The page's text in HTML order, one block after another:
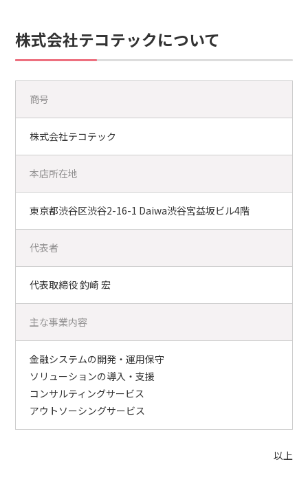
株式会社テコテックについて
商号
株式会社テコテック
本店所在地
東京都渋谷区渋谷2-16-1 Daiwa渋谷宮益坂ビル4階
代表者
代表取締役 釣崎 宏
主な事業内容
金融システムの開発・運用保守
ソリューションの導入・支援
コンサルティングサービス
アウトソーシングサービス
以上